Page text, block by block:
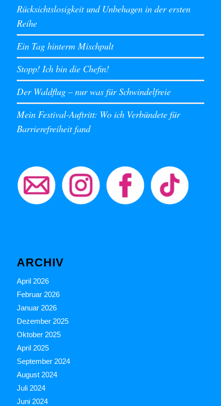
Rücksichtslosigkeit und Unbehagen in der ersten
Reihe
Ein Tag hinterm Mischpult
Stopp! Ich bin die Chefin!
Der Waldflug – nur was für Schwindelfreie
Mein Festival-Auftritt: Wo ich Verbündete für
Barrierefreiheit fand
ARCHIV
April 2026
Februar 2026
Januar 2026
Dezember 2025
Oktober 2025
April 2025
September 2024
August 2024
Juli 2024
Juni 2024